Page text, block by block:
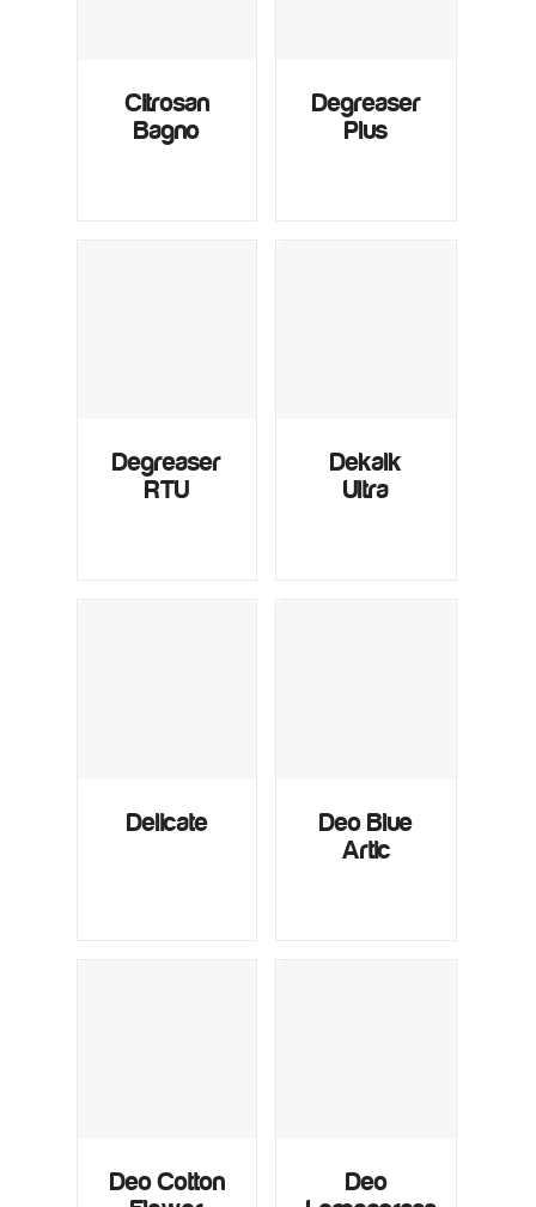
Citrosan
Bagno
Degreaser
Plus
Degreaser
RTU
Dekalk
Ultra
Delicate
Deo Blue
Artic
Deo Cotton
Deo